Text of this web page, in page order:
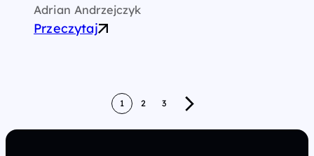
Adrian Andrzejczyk
Przeczytaj
Stronicowanie
wpisów
1 2 3